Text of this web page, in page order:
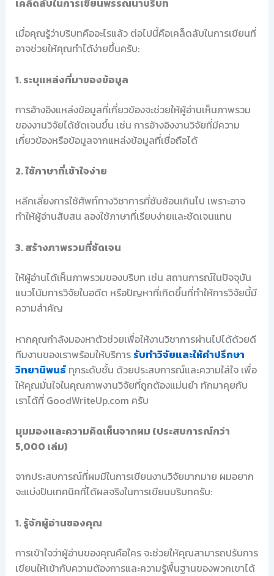
เคล็ดลับในการเขียนพรรณนาบริบท
เมื่อคุณรู้ว่าบริบทคืออะไรแล้ว ต่อไปนี้คือเคล็ดลับในการเขียนที่
อาจช่วยให้คุณทำได้ง่ายขึ้นครับ:
1. ระบุแหล่งที่มาของข้อมูล
การอ้างอิงแหล่งข้อมูลที่เกี่ยวข้องจะช่วยให้ผู้อ่านเห็นภาพรวม
ของงานวิจัยได้ชัดเจนขึ้น เช่น การอ้างอิงงานวิจัยที่มีความ
เกี่ยวข้องหรือข้อมูลจากแหล่งข้อมูลที่เชื่อถือได้
2. ใช้ภาษาที่เข้าใจง่าย
หลีกเลี่ยงการใช้ศัพท์ทางวิชาการที่ซับซ้อนเกินไป เพราะอาจ
ทำให้ผู้อ่านสับสน ลองใช้ภาษาที่เรียบง่ายและชัดเจนแทน
3. สร้างภาพรวมที่ชัดเจน
ให้ผู้อ่านได้เห็นภาพรวมของบริบท เช่น สถานการณ์ในปัจจุบัน
แนวโน้มการวิจัยในอดีต หรือปัญหาที่เกิดขึ้นที่ทำให้การวิจัยนี้มี
ความสำคัญ
หากคุณกำลังมองหาตัวช่วยเพื่อให้งานวิชาการผ่านไปได้ด้วยดี
ทีมงานของเราพร้อมให้บริการ รับทำวิจัยและให้คำปรึกษา
วิทยานิพนธ์ทุกระดับชั้น ด้วยประสบการณ์และความใส่ใจ เพื่อ
ให้คุณมั่นใจในคุณภาพงานวิจัยที่ถูกต้องแม่นยำ ทักมาคุยกับ
เราได้ที่ GoodWriteUp.com ครับ
มุมมองและความคิดเห็นจากผม (ประสบการณ์กว่า
5,000 เล่ม)
จากประสบการณ์ที่ผมมีในการเขียนงานวิจัยมากมาย ผมอยาก
จะแบ่งปันเทคนิคที่ได้ผลจริงในการเขียนบริบทครับ:
1. รู้จักผู้อ่านของคุณ
การเข้าใจว่าผู้อ่านของคุณคือใคร จะช่วยให้คุณสามารถปรับการ
เขียนให้เข้ากับความต้องการและความรู้พื้นฐานของพวกเขาได้